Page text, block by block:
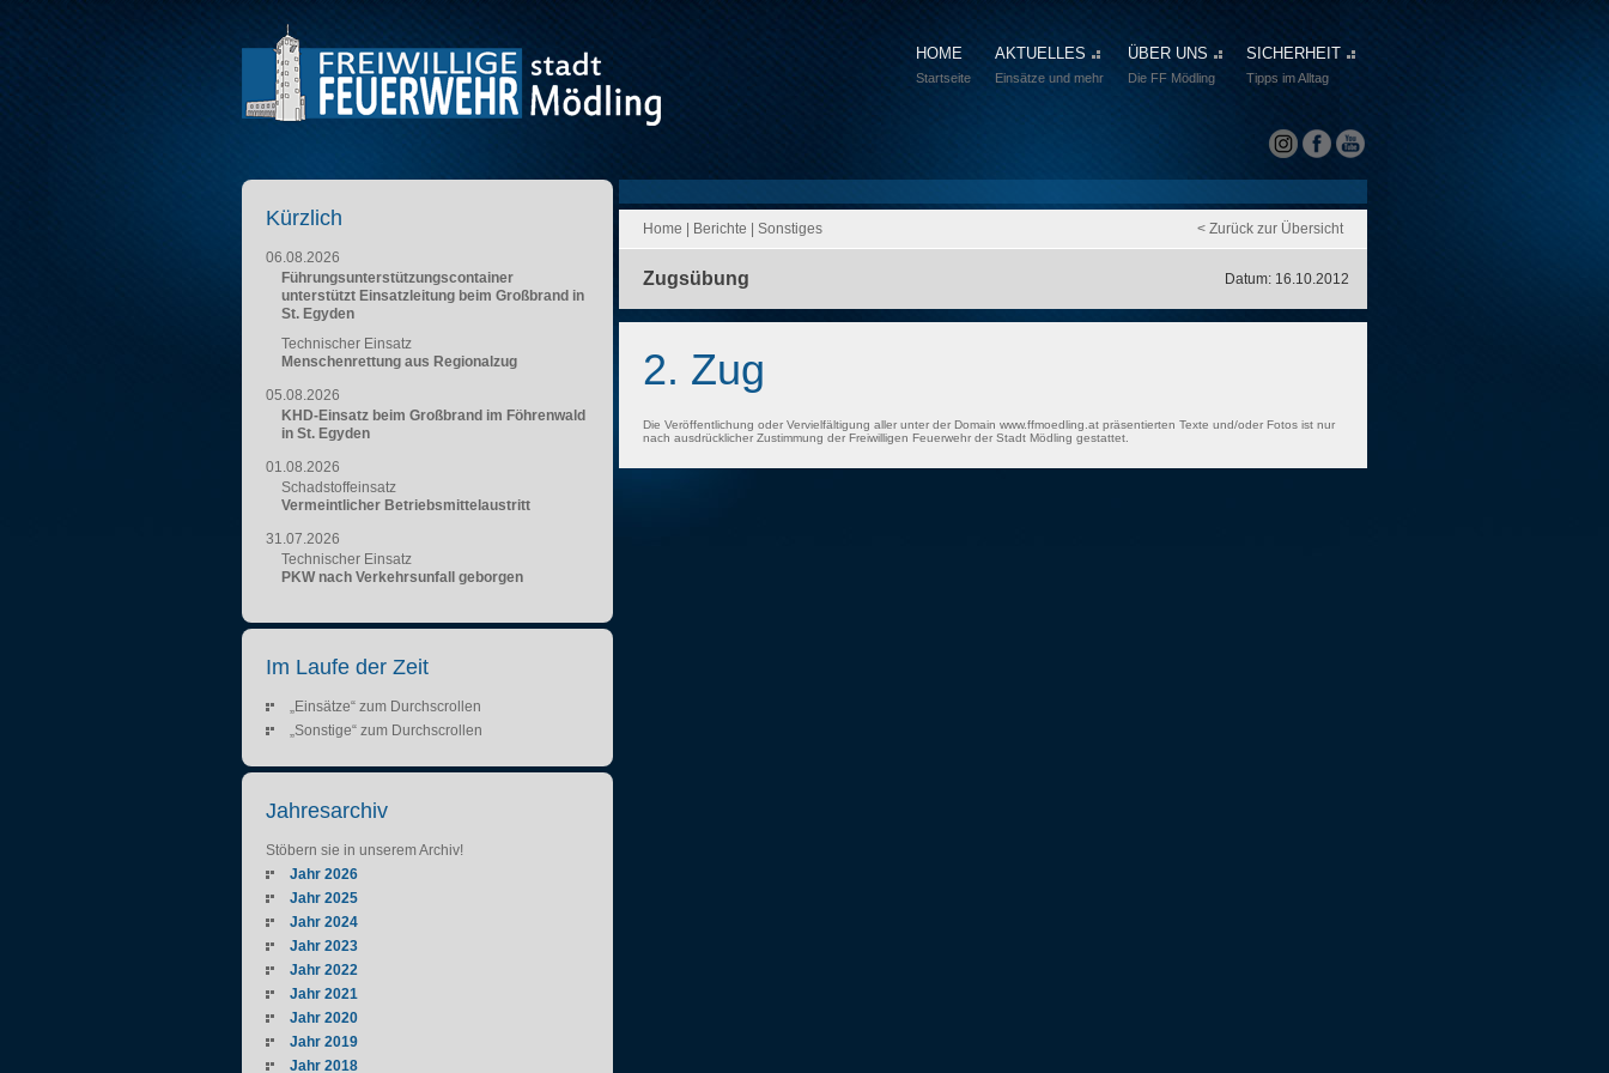
HOME
Startseite
AKTUELLES
Einsätze und mehr
ÜBER UNS
Die FF Mödling
SICHERHEIT
Tipps im Alltag
Home Berichte Sonstiges < Zurück zur Übersicht
Zugsübung Datum: 16.10.2012
2. Zug
Die Veröffentlichung oder Vervielfältigung aller unter der Domain www.ffmoedling.at präsentierten Texte und/oder Fotos ist nur
nach ausdrücklicher Zustimmung der Freiwilligen Feuerwehr der Stadt Mödling gestattet.
Kürzlich
06.08.2026
Führungsunterstützungscontainer
unterstützt Einsatzleitung beim Großbrand in
St. Egyden
Technischer Einsatz
Menschenrettung aus Regionalzug
05.08.2026
KHD-Einsatz beim Großbrand im Föhrenwald
in St. Egyden
01.08.2026
Schadstoffeinsatz
Vermeintlicher Betriebsmittelaustritt
31.07.2026
Technischer Einsatz
PKW nach Verkehrsunfall geborgen
Im Laufe der Zeit
„Einsätze“ zum Durchscrollen
„Sonstige“ zum Durchscrollen
Jahresarchiv
Stöbern sie in unserem Archiv!
Jahr 2026
Jahr 2025
Jahr 2024
Jahr 2023
Jahr 2022
Jahr 2021
Jahr 2020
Jahr 2019
Jahr 2018